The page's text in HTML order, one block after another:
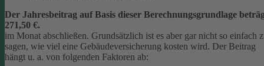
Der Jahresbeitrag auf Basis dieser Berechnungsgrundlage
271,50 €.
im Monat abschließen. Grundsätzlich ist es aber gar nicht so einfach
sagen, wie viel eine Gebäudeversicherung kosten wird. Der Beitrag
hängt u. a. von folgenden Faktoren ab: